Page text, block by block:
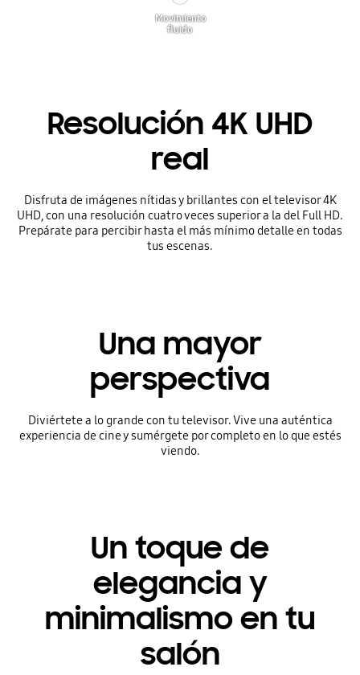
Movimiento
fluido
Resolución 4K UHD
real
Disfruta de imágenes nítidas y brillantes con el televisor 4K
UHD, con una resolución cuatro veces superior a la del Full HD.
Prepárate para percibir hasta el más mínimo detalle en todas
tus escenas.
Una mayor
perspectiva
Diviértete a lo grande con tu televisor. Vive una auténtica
experiencia de cine y sumérgete por completo en lo que estés
viendo.
Un toque de
elegancia y
minimalismo en tu
salón